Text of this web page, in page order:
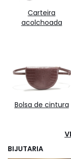
Carteira
acolchoada
Bolsa de cintura
BIJUTARIA